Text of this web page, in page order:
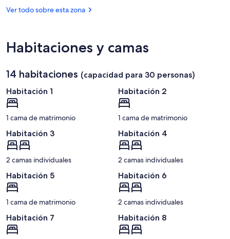
(FAO-
Faro)
Ver todo sobre esta zona
Habitaciones y camas
14 habitaciones (capacidad para 30 personas)
Habitación 1
1 cama de matrimonio
Habitación 2
1 cama de matrimonio
Habitación 3
2 camas individuales
Habitación 4
2 camas individuales
Habitación 5
1 cama de matrimonio
Habitación 6
2 camas individuales
Habitación 7 Habitación 8